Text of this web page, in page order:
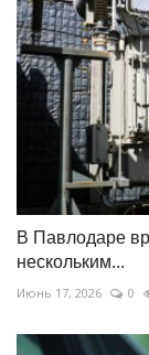
В Павлодаре
нескольким...
Июнь 17, 2026 0